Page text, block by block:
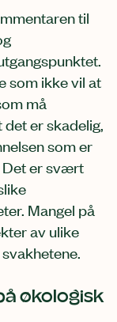
til
som ikke vil at
må
er skadelig,
som er
Det er svært
Mangel på
av ulike
økologisk